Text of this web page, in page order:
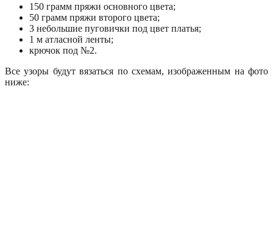
150 грамм пряжи основного цвета;
50 грамм пряжи второго цвета;
3 небольшие пуговички под цвет платья;
1 м атласной ленты;
крючок под №2.
Все узоры будут вязаться по схемам, изображенным на фото
ниже: